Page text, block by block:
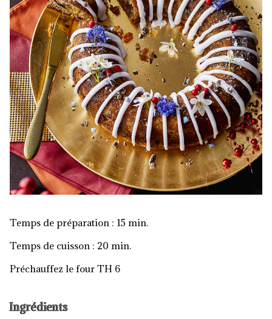
Temps de préparation : 15 min.
Temps de cuisson : 20 min.
Préchauffez le four TH 6
Ingrédients